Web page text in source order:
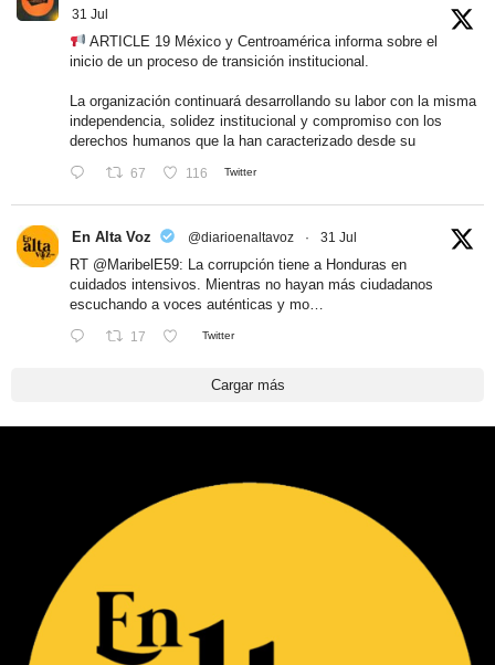
31 Jul
ARTICLE 19 México y Centroamérica informa sobre el
inicio de un proceso de transición institucional.
La organización continuará desarrollando su labor con la misma
independencia, solidez institucional y compromiso con los
derechos humanos que la han caracterizado desde su
67 116 Twitter
En Alta Voz @diarioenaltavoz · 31 Jul
RT @MaribelE59: La corrupción tiene a Honduras en
cuidados intensivos. Mientras no hayan más ciudadanos
escuchando a voces auténticas y mo…
17 Twitter
Cargar más